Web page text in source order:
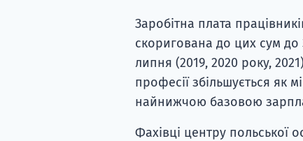
Заробітна плата
скоригована до цих сум до
липня (2019, 2020 року,
професії збільшується як
найнижчою базовою
Фахівці центру польської